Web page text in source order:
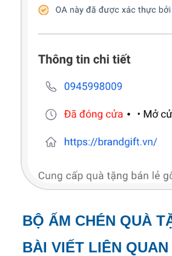
BỘ ẤM CHÉN QUÀ
BÀI VIẾT LIÊN QUAN